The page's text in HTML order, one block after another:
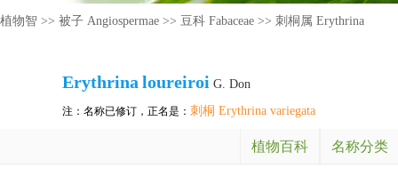
植物智 >> 被子 Angiospermae >> 豆科 Fabaceae >> 刺桐属 Erythrina
Erythrina loureiroi G. Don
注：名称已修订，正名是： 刺桐 Erythrina variegata
植物百科 名称分类